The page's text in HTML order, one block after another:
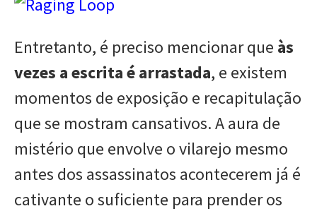
Entretanto, é preciso mencionar que às
vezes a escrita é arrastada, e existem
momentos de exposição e recapitulação
que se mostram cansativos. A aura de
mistério que envolve o vilarejo mesmo
antes dos assassinatos acontecerem já é
cativante o suficiente para prender os